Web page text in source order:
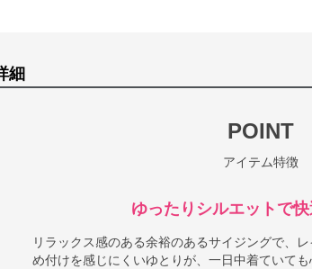
細
POINT
アイテム特徴
ゆったりシルエットで
リラックス感のある余裕のあるサイジングで、
め付けを感じにくいゆとりが、一日中着ていて